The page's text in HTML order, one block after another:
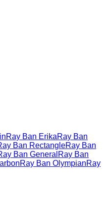
Ray Ban ErikaRay Ban
Ban RectangleRay Ban
Ban General Ray Ban
Ray Ban OlympianRay